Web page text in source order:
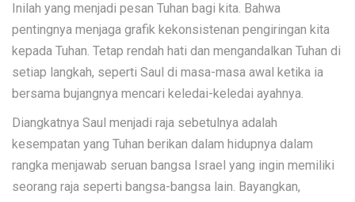
Inilah yang menjadi pesan Tuhan bagi kita. Bahwa
pentingnya menjaga grafik kekonsistenan pengiringan kita
kepada Tuhan. Tetap rendah hati dan mengandalkan Tuhan di
setiap langkah, seperti Saul di masa-masa awal ketika ia
bersama bujangnya mencari keledai-keledai ayahnya.
Diangkatnya Saul menjadi raja sebetulnya adalah
kesempatan yang Tuhan berikan dalam hidupnya dalam
rangka menjawab seruan bangsa Israel yang ingin memiliki
seorang raja seperti bangsa-bangsa lain. Bayangkan,